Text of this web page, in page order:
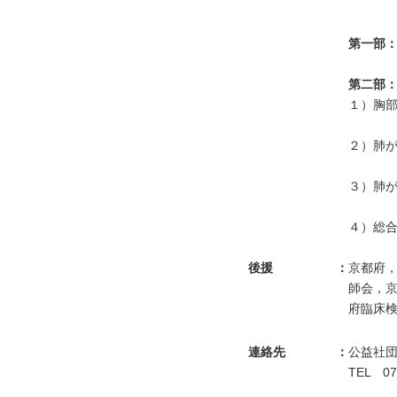
第一部
第二部
１）胸
２）肺
３）肺
４）総
後援 ： 京都府
師会，
府臨床
連絡先 ： 公益社
TEL